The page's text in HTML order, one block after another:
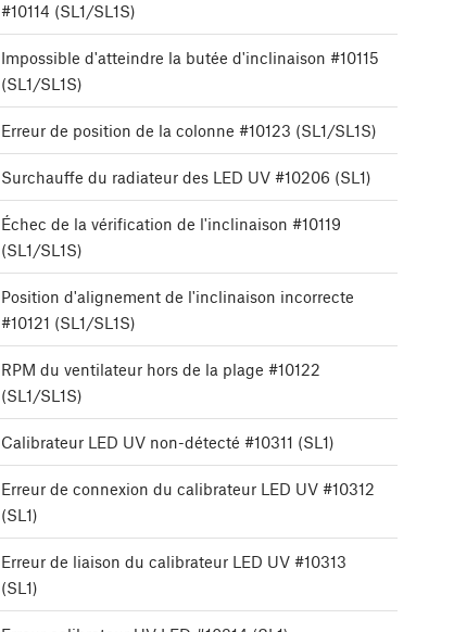
#10114 (SL1/SL1S)
Impossible d'atteindre la butée d'inclinaison #10115
(SL1/SL1S)
Erreur de position de la colonne #10123 (SL1/SL1S)
Surchauffe du radiateur des LED UV #10206 (SL1)
Échec de la vérification de l'inclinaison #10119
(SL1/SL1S)
Position d'alignement de l'inclinaison incorrecte
#10121 (SL1/SL1S)
RPM du ventilateur hors de la plage #10122
(SL1/SL1S)
Calibrateur LED UV non-détecté #10311 (SL1)
Erreur de connexion du calibrateur LED UV #10312
(SL1)
Erreur de liaison du calibrateur LED UV #10313
(SL1)